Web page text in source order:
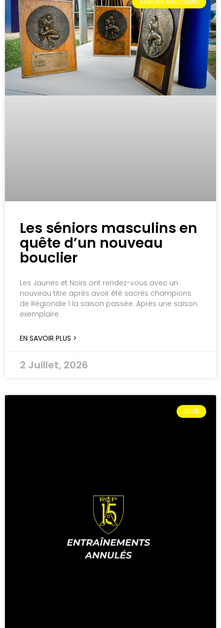
Les séniors masculins en
quête d’un nouveau
bouclier
Les Jaunes et Noirs ont rendez-vous avec un
nouveau titre après avoir été sacrés champions
de Régionale 1 la saison passée. Après une saison
exemplaire
EN SAVOIR PLUS >
2 Juillet, 2026
CLUB